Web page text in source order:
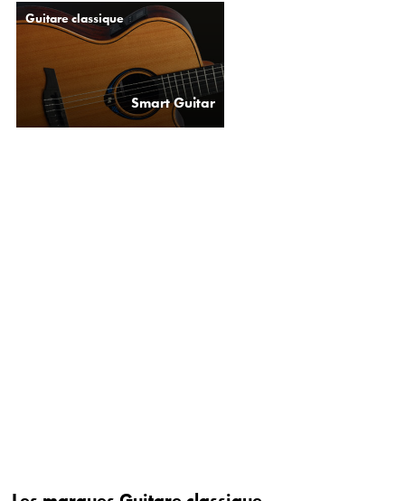
Guitare classique
Smart Guitar